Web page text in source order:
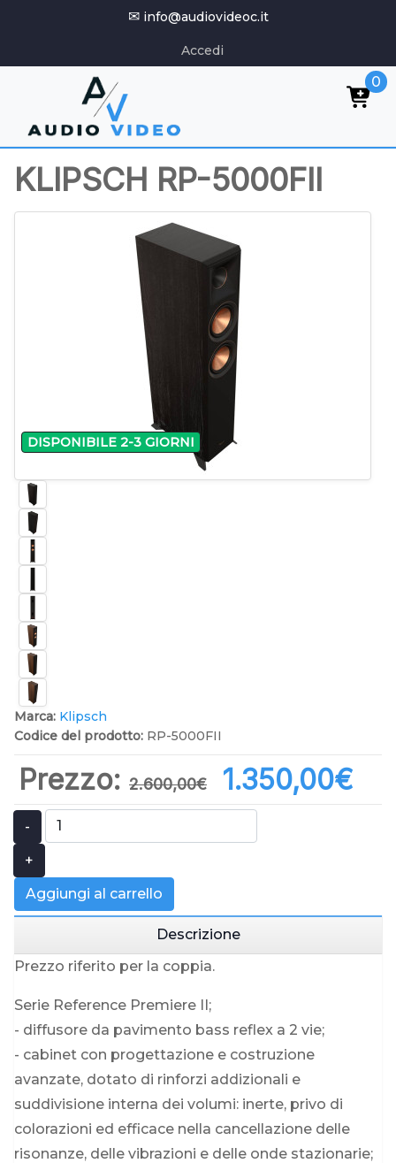
✉ info@audiovideoc.it
Accedi
0
KLIPSCH RP-5000FII
DISPONIBILE 2-3 GIORNI
Marca: Klipsch
Codice del prodotto: RP-5000FII
Prezzo: 2.600,00‎€ 1.350,00‎€
-
+
Aggiungi al carrello
Descrizione
Prezzo riferito per la coppia.
Serie Reference Premiere II;
- diffusore da pavimento bass reflex a 2 vie;
- cabinet con progettazione e costruzione
avanzate, dotato di rinforzi addizionali e
suddivisione interna dei volumi: inerte, privo di
colorazioni ed efficace nella cancellazione delle
risonanze, delle vibrazioni e delle onde stazionarie;